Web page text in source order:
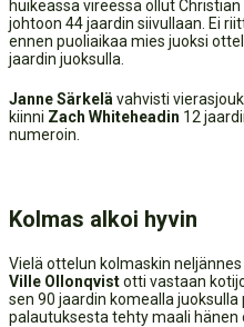
huikeassa vireessä ollut
johtoon 44 jaardin siivullaan. Ei
ennen puoliaikaa mies juoksi
jaardin juoksulla.
Janne Särkelä vahvisti
kiinni Zach Whiteheadin 12
numeroin.
Kolmas alkoi hyvin
Vielä ottelun kolmaskin
Ville Ollonqvistotti vastaan
sen 90 jaardin komealla
palautuksesta tehty maali hänen